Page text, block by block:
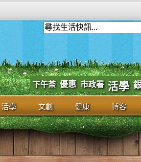
下午茶 優惠 市政署 活學
活學 文創 健康 博客